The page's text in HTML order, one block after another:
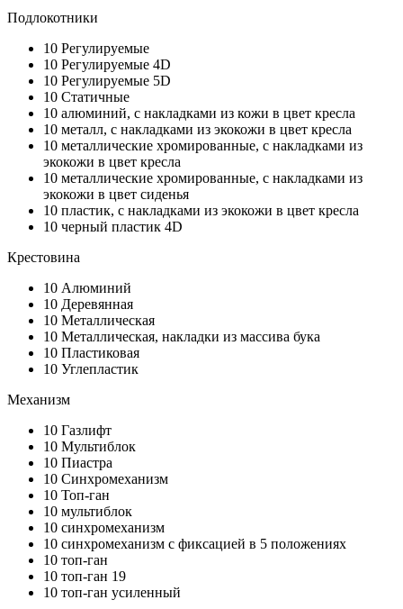
Подлокотники
10 Регулируемые
10 Регулируемые 4D
10 Регулируемые 5D
10 Статичные
10 алюминий, с накладками из кожи в цвет кресла
10 металл, с накладками из экокожи в цвет кресла
10 металлические хромированные, с накладками из
экокожи в цвет кресла
10 металлические хромированные, с накладками из
экокожи в цвет сиденья
10 пластик, с накладками из экокожи в цвет кресла
10 черный пластик 4D
Крестовина
10 Алюминий
10 Деревянная
10 Металлическая
10 Металлическая, накладки из массива бука
10 Пластиковая
10 Углепластик
Механизм
10 Газлифт
10 Мультиблок
10 Пиастра
10 Синхромеханизм
10 Топ-ган
10 мультиблок
10 синхромеханизм
10 синхромеханизм с фиксацией в 5 положениях
10 топ-ган
10 топ-ган 19
10 топ-ган усиленный